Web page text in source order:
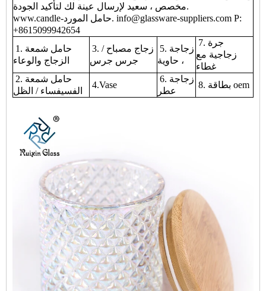
مخصص ، سعيد لإرسال عينة لك لتأكيد الجودة.
www.candle-حامل المورد. info@glassware-suppliers.com P:
+8615099942654
1. حامل شمعة
الزجاج والوعاء
3. زجاج مصباح /
جرس جرس
5. زجاجة
، حاوية
7. جرة
زجاجية مع
2. حامل شمعة
الفسيفساء / الظل
4.Vase
6. زجاجة
عطر
8. بطاقة oem